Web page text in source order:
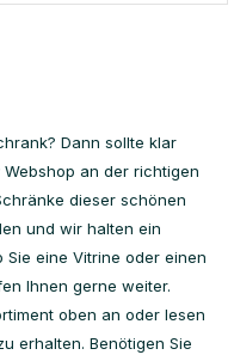
Dann sollte klar
an der richtigen
dieser schönen
und wir halten ein
Sie eine Vitrine oder einen
Ihnen gerne weiter.
oben an oder lesen
erhalten. Benötigen Sie